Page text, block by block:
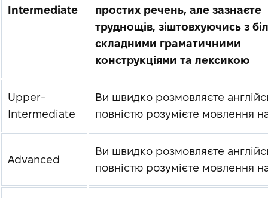
Intermediate
простих речень, але зазнаєте
труднощів, зіштовхуючись з
складними граматичними
конструкціями та лексикою
Upper-
Intermediate
Ви швидко розмовляєте
повністю розумієте мовлення
Advanced
Ви швидко розмовляєте
повністю розумієте мовлення